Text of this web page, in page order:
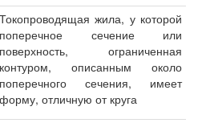
Токопроводящая жила, у которой
поперечное сечение или
поверхность, ограниченная
контуром, описанным около
поперечного сечения, имеет
форму, отличную от круга